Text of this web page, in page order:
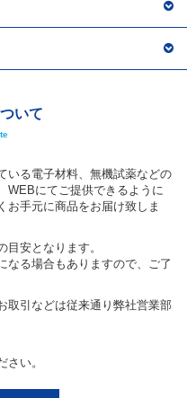
いて
いる電子材料、無機試薬などの
WEBにてご提供できるように
お手元に商品をお届け致しま
安となります。
なる場合もありますので、ご了
取引などは従来通り弊社営業部
さい。